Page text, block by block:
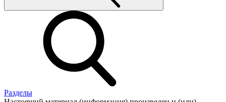
Разделы